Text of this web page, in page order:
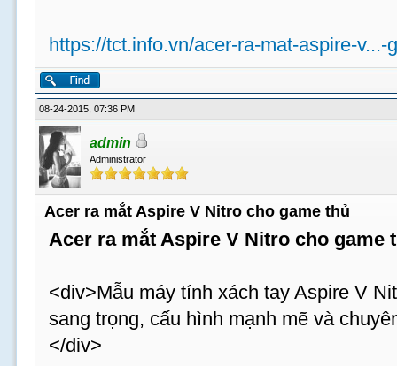
https://tct.info.vn/acer-ra-mat-aspire-v...-
08-24-2015, 07:36 PM
admin
Administrator
Acer ra mắt Aspire V Nitro cho game thủ
Acer ra mắt Aspire V Nitro cho game
<div>Mẫu máy tính xách tay Aspire V
sang trọng, cấu hình mạnh mẽ và
</div>